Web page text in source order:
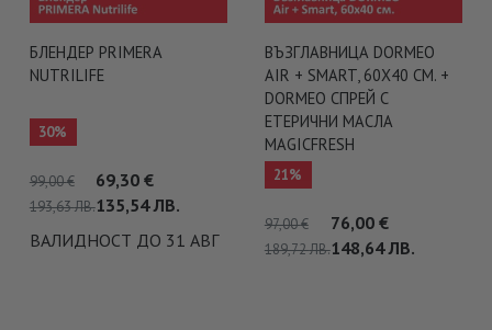
БЛЕНДЕР PRIMERA
NUTRILIFE
30%
69,30 €
135,54ЛВ.
99,00€
193,63ЛВ.
ВАЛИДНОСТ ДО 31 АВГ
ВЪЗГЛАВНИЦА DORMEO
AIR + SMART, 60X40 СМ. +
DORMEO СПРЕЙ С
ЕТЕРИЧНИ МАСЛА
MAGICFRESH
21%
76,00 €
148,64ЛВ.
97,00€
189,72ЛВ.